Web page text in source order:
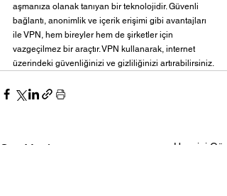
aşmanıza olanak tanıyan bir teknolojidir. Güvenli
bağlantı, anonimlik ve içerik erişimi gibi avantajları
ile VPN, hem bireyler hem de şirketler için
vazgeçilmez bir araçtır. VPN kullanarak, internet
üzerindeki güvenliğinizi ve gizliliğinizi artırabilirsiniz.
Son Yazılar Hepsini Gör